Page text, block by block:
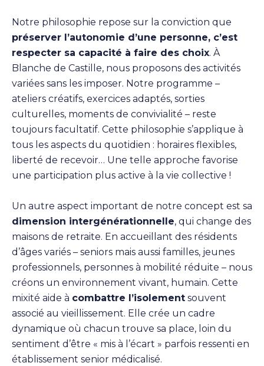
Notre philosophie repose sur la conviction que
préserver l’autonomie d’une personne, c’est
respecter sa capacité à faire des choix. À
Blanche de Castille, nous proposons des activités
variées sans les imposer. Notre programme –
ateliers créatifs, exercices adaptés, sorties
culturelles, moments de convivialité – reste
toujours facultatif. Cette philosophie s’applique à
tous les aspects du quotidien : horaires flexibles,
liberté de recevoir… Une telle approche favorise
une participation plus active à la vie collective !
Un autre aspect important de notre concept est sa
dimension intergénérationnelle, qui change des
maisons de retraite. En accueillant des résidents
d’âges variés – seniors mais aussi familles, jeunes
professionnels, personnes à mobilité réduite – nous
créons un environnement vivant, humain. Cette
mixité aide à combattre l’isolement souvent
associé au vieillissement. Elle crée un cadre
dynamique où chacun trouve sa place, loin du
sentiment d’être « mis à l’écart » parfois ressenti en
établissement senior médicalisé.